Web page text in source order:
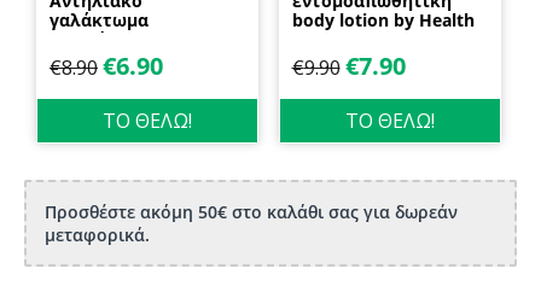
γαλάκτωμα
προσώπου και
σώματος 70ml
Biosanto
€8.90€6.90
ΤΟ ΘΕΛΩ!
body lotion by Health
€9.90 €7.90
ΤΟ ΘΕΛΩ!
Προσθέστε ακόμη 50€ στο καλάθι σας για δωρεάν
μεταφορικά.